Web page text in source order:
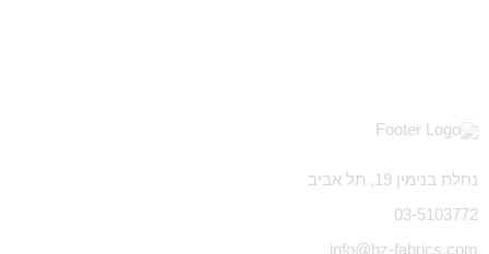
נחלת בנימין 19, תל אביב
03-5103772
info@hz-fabrics.com